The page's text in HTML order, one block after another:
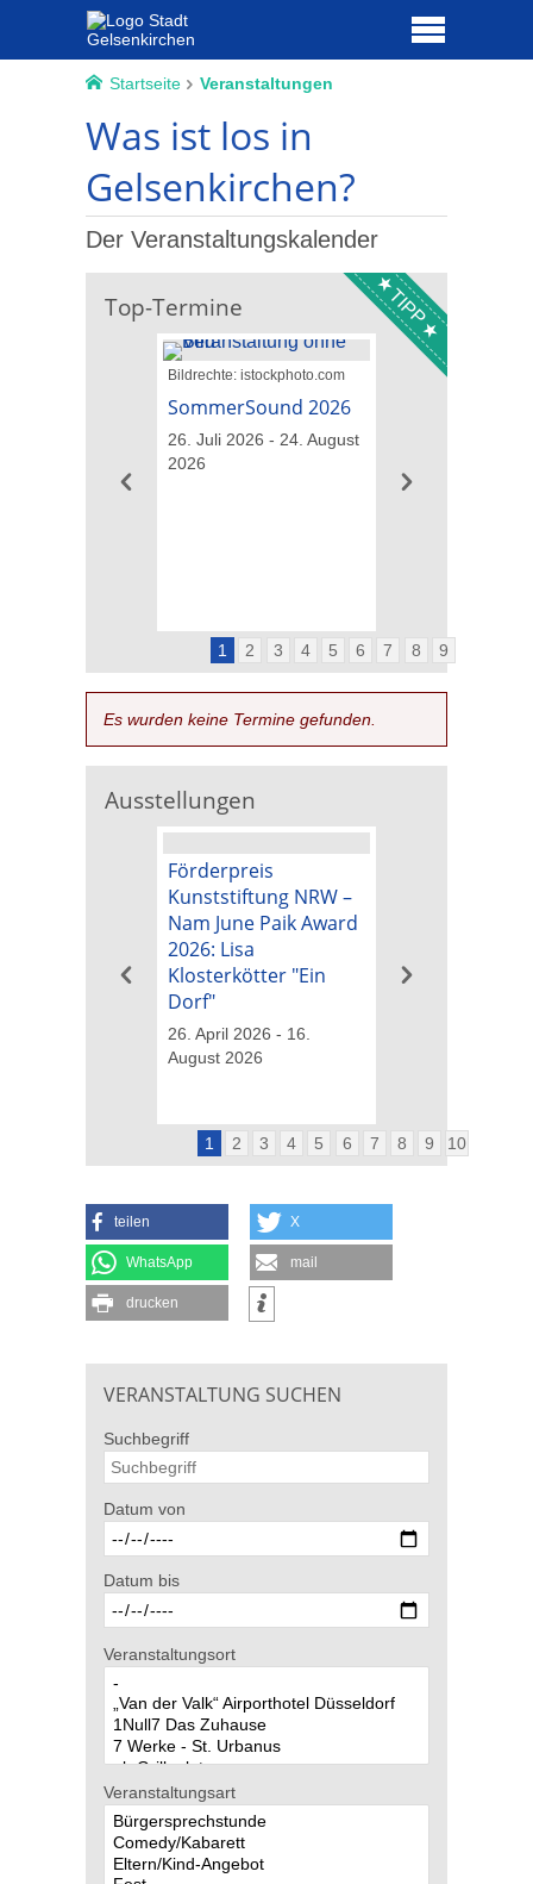
Startseite Veranstaltungen
Was ist los in
Gelsenkirchen?
Der Veranstaltungskalender
Top-Termine TIPP
Bildrechte: istockphoto.com
SommerSound 2026
26. Juli 2026 - 24. August
2026
Bildrechte: GM013
09. August 2026
1 2 3 4 5 6 7 8 9
Es wurden keine Termine gefunden.
Ausstellungen
Förderpreis
Kunststiftung NRW –
Nam June Paik Award
2026: Lisa
Klosterkötter "Ein
Dorf"
26. April 2026 - 16.
August 2026
1 2 3 4 5 6 7 8 9 10
teilen X
WhatsApp mail
drucken
VERANSTALTUNG SUCHEN
Suchbegriff
Datum von
Datum bis
Veranstaltungsort
Veranstaltungsart